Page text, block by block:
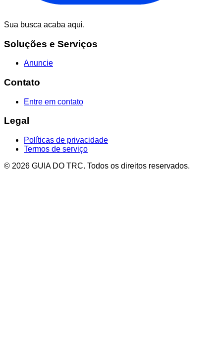
Sua busca acaba aqui.
Soluções e Serviços
Anuncie
Contato
Entre em contato
Legal
Políticas de privacidade
Termos de serviço
© 2026 GUIA DO TRC. Todos os direitos reservados.